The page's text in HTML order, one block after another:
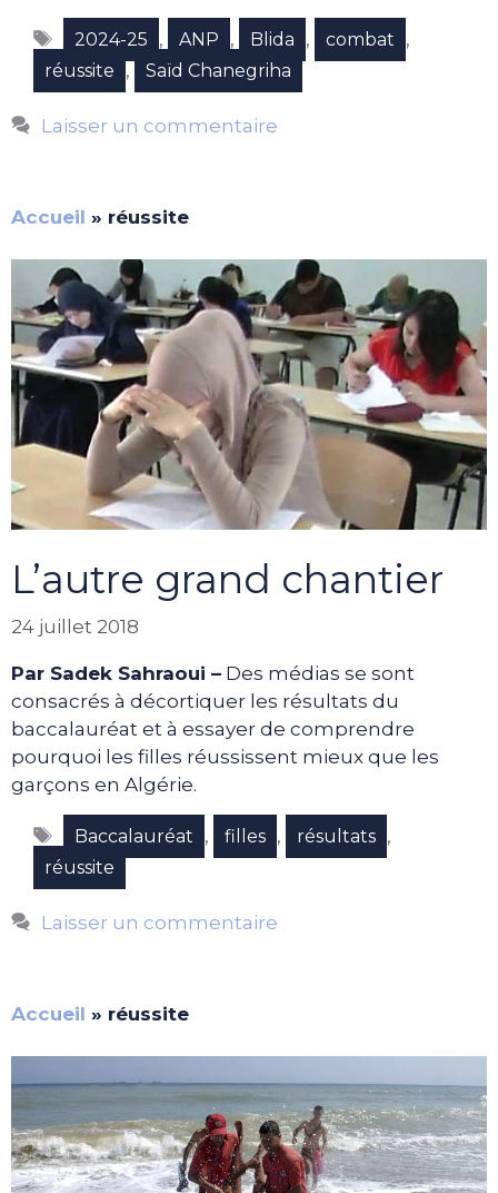
Étiquettes
2024-25 , ANP , Blida , combat ,
réussite , Saïd Chanegriha
Laisser un commentaire
Accueil » réussite
L’autre grand chantier
24 juillet 2018
Par Sadek Sahraoui – Des médias se sont
consacrés à décortiquer les résultats du
baccalauréat et à essayer de comprendre
pourquoi les filles réussissent mieux que les
garçons en Algérie.
Étiquettes
Baccalauréat , filles , résultats ,
réussite
Laisser un commentaire
Accueil » réussite